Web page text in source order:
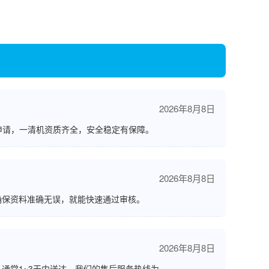
2026年8月8日
，一清机资质齐全，安全稳定有保障。
2026年8月8日
资料准确无误，就能快速通过审核。
2026年8月8日